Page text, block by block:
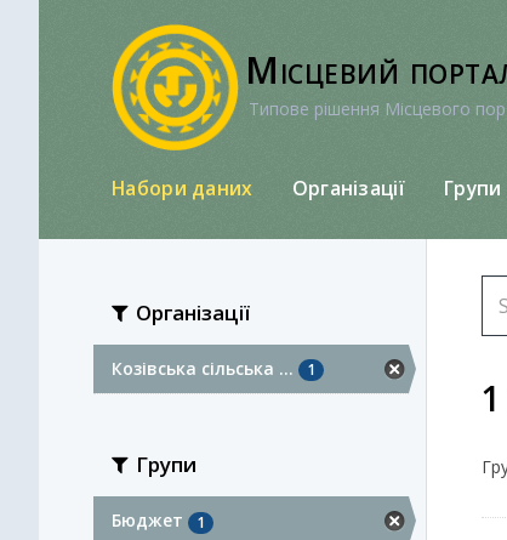
Місцевий
Типове рішення Місцевого
Набори даних Організації Групи
Організації
Козівська сільська ... 1
Групи
Бюджет 1